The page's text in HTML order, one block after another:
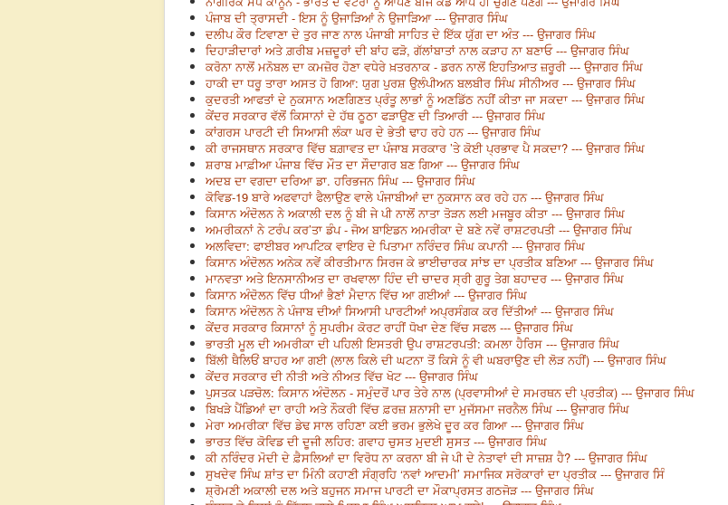
ਪੰਜਾਬ ਦੀ ਤ੍ਰਾਸਦੀ - ਇਸ ਨੂੰ ਉਜਾੜਿਆਂ ਨੇ ਉਜਾੜਿਆ --- ਉਜਾਗਰ ਸਿੰਘ
ਦਲੀਪ ਕੌਰ ਟਿਵਾਣਾ ਦੇ ਤੁਰ ਜਾਣ ਨਾਲ ਪੰਜਾਬੀ ਸਾਹਿਤ ਦੇ ਇੱਕ ਯੁੱਗ ਦਾ ਅੰਤ --- ਉਜਾਗਰ ਸਿੰਘ
ਦਿਹਾੜੀਦਾਰਾਂ ਅਤੇ ਗ਼ਰੀਬ ਮਜ਼ਦੂਰਾਂ ਦੀ ਬਾਂਹ ਫੜੋ, ਗੱਲਾਂਬਾਤਾਂ ਨਾਲ ਕੜਾਹ ਨਾ ਬਣਾਓ --- ਉਜਾਗਰ ਸਿੰਘ
ਕਰੋਨਾ ਨਾਲੋਂ ਮਨੋਬਲ ਦਾ ਕਮਜ਼ੋਰ ਹੋਣਾ ਵਧੇਰੇ ਖ਼ਤਰਨਾਕ - ਡਰਨ ਨਾਲੋਂ ਇਹਤਿਆਤ ਜ਼ਰੂਰੀ --- ਉਜਾਗਰ ਸਿੰਘ
ਹਾਕੀ ਦਾ ਧਰੂ ਤਾਰਾ ਅਸਤ ਹੋ ਗਿਆ: ਯੁਗ ਪੁਰਸ਼ ਉਲੰਪੀਅਨ ਬਲਬੀਰ ਸਿੰਘ ਸੀਨੀਅਰ --- ਉਜਾਗਰ ਸਿੰਘ
ਕੁਦਰਤੀ ਆਫਤਾਂ ਦੇ ਨੁਕਸਾਨ ਅਣਗਿਣਤ ਪ੍ਰੰਤੂ ਲਾਭਾਂ ਨੂੰ ਅਣਡਿੱਠ ਨਹੀਂ ਕੀਤਾ ਜਾ ਸਕਦਾ --- ਉਜਾਗਰ ਸਿੰਘ
ਕੇਂਦਰ ਸਰਕਾਰ ਵੱਲੋਂ ਕਿਸਾਨਾਂ ਦੇ ਹੱਥ ਠੂਠਾ ਫੜਾਉਣ ਦੀ ਤਿਆਰੀ --- ਉਜਾਗਰ ਸਿੰਘ
ਕਾਂਗਰਸ ਪਾਰਟੀ ਦੀ ਸਿਆਸੀ ਲੰਕਾ ਘਰ ਦੇ ਭੇਤੀ ਢਾਹ ਰਹੇ ਹਨ --- ਉਜਾਗਰ ਸਿੰਘ
ਕੀ ਰਾਜਸਥਾਨ ਸਰਕਾਰ ਵਿੱਚ ਬਗ਼ਾਵਤ ਦਾ ਪੰਜਾਬ ਸਰਕਾਰ ’ਤੇ ਕੋਈ ਪ੍ਰਭਾਵ ਪੈ ਸਕਦਾ? --- ਉਜਾਗਰ ਸਿੰਘ
ਸ਼ਰਾਬ ਮਾਫ਼ੀਆ ਪੰਜਾਬ ਵਿੱਚ ਮੌਤ ਦਾ ਸੌਦਾਗਰ ਬਣ ਗਿਆ --- ਉਜਾਗਰ ਸਿੰਘ
ਅਦਬ ਦਾ ਵਗਦਾ ਦਰਿਆ ਡਾ. ਹਰਿਭਜਨ ਸਿੰਘ --- ਉਜਾਗਰ ਸਿੰਘ
ਕੋਵਿਡ-19 ਬਾਰੇ ਅਫਵਾਹਾਂ ਫੈਲਾਉਣ ਵਾਲੇ ਪੰਜਾਬੀਆਂ ਦਾ ਨੁਕਸਾਨ ਕਰ ਰਹੇ ਹਨ --- ਉਜਾਗਰ ਸਿੰਘ
ਕਿਸਾਨ ਅੰਦੋਲਨ ਨੇ ਅਕਾਲੀ ਦਲ ਨੂੰ ਬੀ ਜੇ ਪੀ ਨਾਲੋਂ ਨਾਤਾ ਤੋੜਨ ਲਈ ਮਜਬੂਰ ਕੀਤਾ --- ਉਜਾਗਰ ਸਿੰਘ
ਅਮਰੀਕਨਾਂ ਨੇ ਟਰੰਪ ਕਰ’ਤਾ ਡੰਪ - ਜੋਅ ਬਾਇਡਨ ਅਮਰੀਕਾ ਦੇ ਬਣੇ ਨਵੇਂ ਰਾਸ਼ਟਰਪਤੀ --- ਉਜਾਗਰ ਸਿੰਘ
ਅਲਵਿਦਾ: ਫਾਈਬਰ ਆਪਟਿਕ ਵਾਇਰ ਦੇ ਪਿਤਾਮਾ ਨਰਿੰਦਰ ਸਿੰਘ ਕਪਾਨੀ --- ਉਜਾਗਰ ਸਿੰਘ
ਕਿਸਾਨ ਅੰਦੋਲਨ ਅਨੇਕ ਨਵੇਂ ਕੀਰਤੀਮਾਨ ਸਿਰਜ ਕੇ ਭਾਈਚਾਰਕ ਸਾਂਝ ਦਾ ਪ੍ਰਤੀਕ ਬਣਿਆ --- ਉਜਾਗਰ ਸਿੰਘ
ਮਾਨਵਤਾ ਅਤੇ ਇਨਸਾਨੀਅਤ ਦਾ ਰਖਵਾਲਾ ਹਿੰਦ ਦੀ ਚਾਦਰ ਸ੍ਰੀ ਗੁਰੂ ਤੇਗ ਬਹਾਦਰ --- ਉਜਾਗਰ ਸਿੰਘ
ਕਿਸਾਨ ਅੰਦੋਲਨ ਵਿੱਚ ਧੀਆਂ ਭੈਣਾਂ ਮੈਦਾਨ ਵਿੱਚ ਆ ਗਈਆਂ --- ਉਜਾਗਰ ਸਿੰਘ
ਕਿਸਾਨ ਅੰਦੋਲਨ ਨੇ ਪੰਜਾਬ ਦੀਆਂ ਸਿਆਸੀ ਪਾਰਟੀਆਂ ਅਪ੍ਰਸੰਗਕ ਕਰ ਦਿੱਤੀਆਂ --- ਉਜਾਗਰ ਸਿੰਘ
ਕੇਂਦਰ ਸਰਕਾਰ ਕਿਸਾਨਾਂ ਨੂੰ ਸੁਪਰੀਮ ਕੋਰਟ ਰਾਹੀਂ ਧੋਖਾ ਦੇਣ ਵਿੱਚ ਸਫਲ --- ਉਜਾਗਰ ਸਿੰਘ
ਭਾਰਤੀ ਮੂਲ ਦੀ ਅਮਰੀਕਾ ਦੀ ਪਹਿਲੀ ਇਸਤਰੀ ਉਪ ਰਾਸ਼ਟਰਪਤੀ: ਕਮਲਾ ਹੈਰਿਸ --- ਉਜਾਗਰ ਸਿੰਘ
ਬਿੱਲੀ ਥੈਲਿਓਂ ਬਾਹਰ ਆ ਗਈ (ਲਾਲ ਕਿਲੇ ਦੀ ਘਟਨਾ ਤੋਂ ਕਿਸੇ ਨੂੰ ਵੀ ਘਬਰਾਉਣ ਦੀ ਲੋੜ ਨਹੀਂ) --- ਉਜਾਗਰ ਸਿੰਘ
ਕੇਂਦਰ ਸਰਕਾਰ ਦੀ ਨੀਤੀ ਅਤੇ ਨੀਅਤ ਵਿੱਚ ਖੋਟ --- ਉਜਾਗਰ ਸਿੰਘ
ਪੁਸਤਕ ਪੜਚੋਲ: ਕਿਸਾਨ ਅੰਦੋਲਨ - ਸਮੁੰਦਰੋਂ ਪਾਰ ਤੇਰੇ ਨਾਲ (ਪ੍ਰਵਾਸੀਆਂ ਦੇ ਸਮਰਥਨ ਦੀ ਪ੍ਰਤੀਕ) --- ਉਜਾਗਰ ਸਿੰਘ
ਬਿਖੜੇ ਪੈਂਡਿਆਂ ਦਾ ਰਾਹੀ ਅਤੇ ਨੌਕਰੀ ਵਿੱਚ ਫ਼ਰਜ਼ ਸ਼ਨਾਸੀ ਦਾ ਮੁਜੱਸਮਾ ਜਰਨੈਲ ਸਿੰਘ --- ਉਜਾਗਰ ਸਿੰਘ
ਮੇਰਾ ਅਮਰੀਕਾ ਵਿੱਚ ਡੇਢ ਸਾਲ ਰਹਿਣਾ ਕਈ ਭਰਮ ਭੁਲੇਖੇ ਦੂਰ ਕਰ ਗਿਆ --- ਉਜਾਗਰ ਸਿੰਘ
ਭਾਰਤ ਵਿੱਚ ਕੋਵਿਡ ਦੀ ਦੂਜੀ ਲਹਿਰ: ਗਵਾਹ ਚੁਸਤ ਮੁਦਈ ਸੁਸਤ --- ਉਜਾਗਰ ਸਿੰਘ
ਕੀ ਨਰਿੰਦਰ ਮੋਦੀ ਦੇ ਫ਼ੈਸਲਿਆਂ ਦਾ ਵਿਰੋਧ ਨਾ ਕਰਨਾ ਬੀ ਜੇ ਪੀ ਦੇ ਨੇਤਾਵਾਂ ਦੀ ਸਾਜ਼ਸ਼ ਹੈ? --- ਉਜਾਗਰ ਸਿੰਘ
ਸੁਖਦੇਵ ਸਿੰਘ ਸ਼ਾਂਤ ਦਾ ਮਿੰਨੀ ਕਹਾਣੀ ਸੰਗ੍ਰਹਿ ‘ਨਵਾਂ ਆਦਮੀ’ ਸਮਾਜਿਕ ਸਰੋਕਾਰਾਂ ਦਾ ਪ੍ਰਤੀਕ --- ਉਜਾਗਰ ਸਿੰ
ਸ਼੍ਰੋਮਣੀ ਅਕਾਲੀ ਦਲ ਅਤੇ ਬਹੁਜਨ ਸਮਾਜ ਪਾਰਟੀ ਦਾ ਮੌਕਾਪ੍ਰਸਤ ਗਠਜੋੜ --- ਉਜਾਗਰ ਸਿੰਘ